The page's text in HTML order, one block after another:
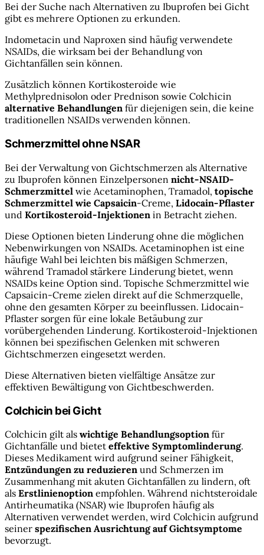
Bei der Suche nach Alternativen zu Ibuprofen bei Gicht
gibt es mehrere Optionen zu erkunden.
Indometacin und Naproxen sind häufig verwendete
NSAIDs, die wirksam bei der Behandlung von
Gichtanfällen sein können.
Zusätzlich können Kortikosteroide wie
Methylprednisolon oder Prednison sowie Colchicin
alternative Behandlungen für diejenigen sein, die keine
traditionellen NSAIDs verwenden können.
Schmerzmittel ohne NSAR
Bei der Verwaltung von Gichtschmerzen als Alternative
zu Ibuprofen können Einzelpersonen nicht-NSAID-
Schmerzmittel wie Acetaminophen, Tramadol, topische
Schmerzmittel wie Capsaicin-Creme, Lidocain-Pflaster
und Kortikosteroid-Injektionen in Betracht ziehen.
Diese Optionen bieten Linderung ohne die möglichen
Nebenwirkungen von NSAIDs. Acetaminophen ist eine
häufige Wahl bei leichten bis mäßigen Schmerzen,
während Tramadol stärkere Linderung bietet, wenn
NSAIDs keine Option sind. Topische Schmerzmittel wie
Capsaicin-Creme zielen direkt auf die Schmerzquelle,
ohne den gesamten Körper zu beeinflussen. Lidocain-
Pflaster sorgen für eine lokale Betäubung zur
vorübergehenden Linderung. Kortikosteroid-Injektionen
können bei spezifischen Gelenken mit schweren
Gichtschmerzen eingesetzt werden.
Diese Alternativen bieten vielfältige Ansätze zur
effektiven Bewältigung von Gichtbeschwerden.
Colchicin bei Gicht
Colchicin gilt als wichtige Behandlungsoption für
Gichtanfälle und bietet effektive Symptomlinderung.
Dieses Medikament wird aufgrund seiner Fähigkeit,
Entzündungen zu reduzieren und Schmerzen im
Zusammenhang mit akuten Gichtanfällen zu lindern, oft
als Erstlinienoption empfohlen. Während nichtsteroidale
Antirheumatika (NSAR) wie Ibuprofen häufig als
Alternativen verwendet werden, wird Colchicin aufgrund
seiner spezifischen Ausrichtung auf Gichtsymptome
bevorzugt.